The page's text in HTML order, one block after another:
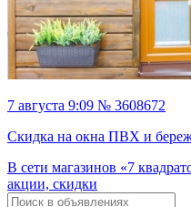
7 августа 9:09 № 3608672
Скидка на окна ПВХ и
В сети магазинов «7
акции, скидки